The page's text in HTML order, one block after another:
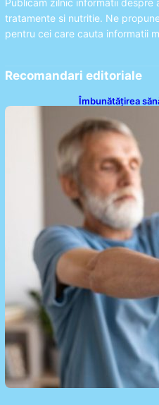
Publicam zilnic informatii despre
tratamente si nutritie. Ne
pentru cei care cauta informatii
Recomandari editoriale
Îmbunătățirea
la domiciliu